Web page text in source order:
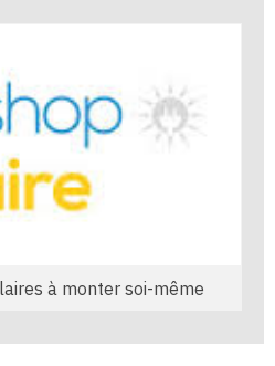
à monter soi-même